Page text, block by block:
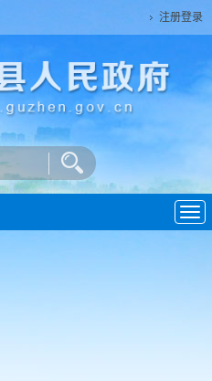
注册登录
导
航